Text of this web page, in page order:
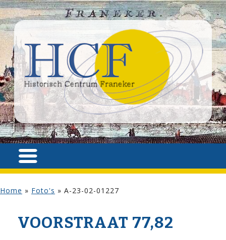
Home » Foto's » A-23-02-01227
VOOR­STRAAT 77,82